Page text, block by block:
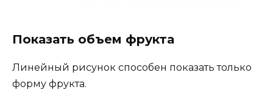
Показать объем фрукта
Линейный рисунок способен показать только
форму фрукта.